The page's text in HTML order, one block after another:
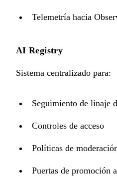
Telemetría hacia
AI Registry
Sistema centralizado para:
Seguimiento de linaje
Controles de acceso
Políticas de
Puertas de promoción